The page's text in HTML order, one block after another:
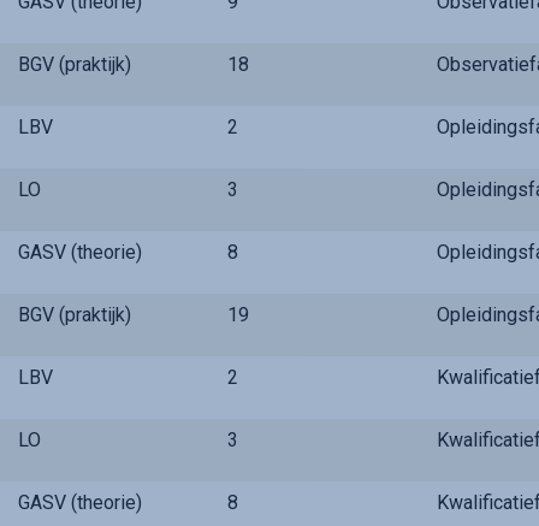
BGV (praktijk) 18
LBV 2
LO 3
GASV (theorie) 8
BGV (praktijk) 19
LBV 2
LO 3
GASV (theorie) 8